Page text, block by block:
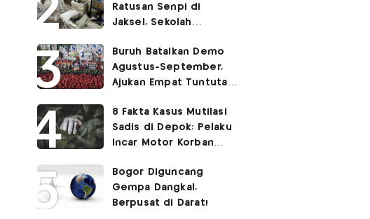
Ratusan Senpi di
Jaksel, Sekolah
Kegiatan Eskul
Menembak
Buruh Batalkan Demo
Agustus-September,
Ajukan Empat Tuntutan
8 Fakta Kasus Mutilasi
Sadis di Depok: Pelaku
Incar Motor Korban
Bogor Diguncang
Gempa Dangkal,
Berpusat di Darat!